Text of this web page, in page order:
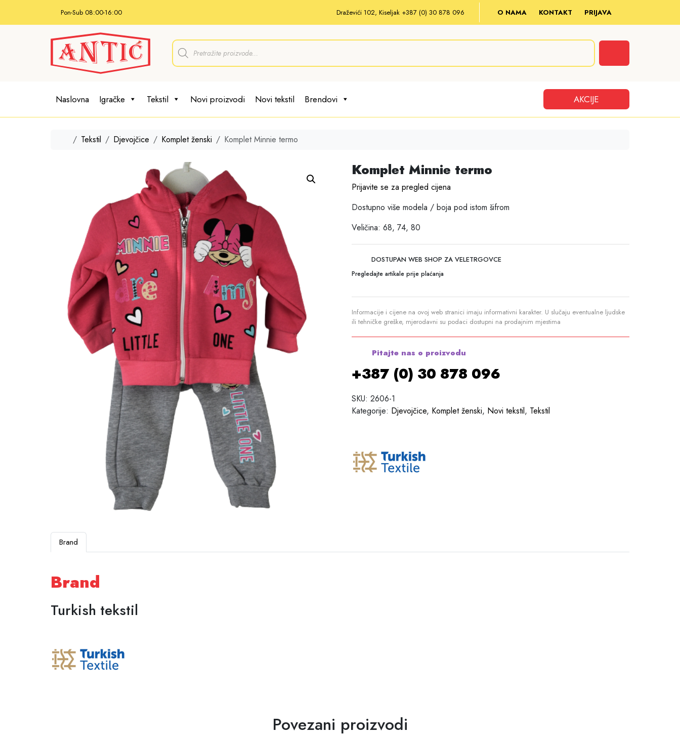
Pon-Sub 08:00-16:00 Draževići 102, Kiseljak +387 (0) 30 878 096 O NAMA KONTAKT PRIJAVA
P
d
s
e
c
Naslovna Igračke Tekstil Novi proizvodi Novi tekstil AKCIJE
Brendovi
HomeTekstil Djevojčice Komplet ženski Komplet Minnie termo
Komplet Minnie termo
Prijavite se za pregled cijena
Dostupno više modela / boja pod istom šifrom
Veličina: 68, 74, 80
DOSTUPAN WEB SHOP ZA VELETRGOVCE
Pregledajte artikale prije plaćanja
Informacije i cijene na ovoj web stranici imaju informativni karakter. U slučaju eventualne ljudske
ili tehničke greške, mjerodavni su podaci dostupni na prodajnim mjestima
Pitajte nas o proizvodu
+387 (0) 30 878 096
SKU: 2606-1
Kategorije: Djevojčice, Komplet ženski, Novi tekstil, Tekstil
Brand
Brand
Turkish tekstil
Povezani proizvodi